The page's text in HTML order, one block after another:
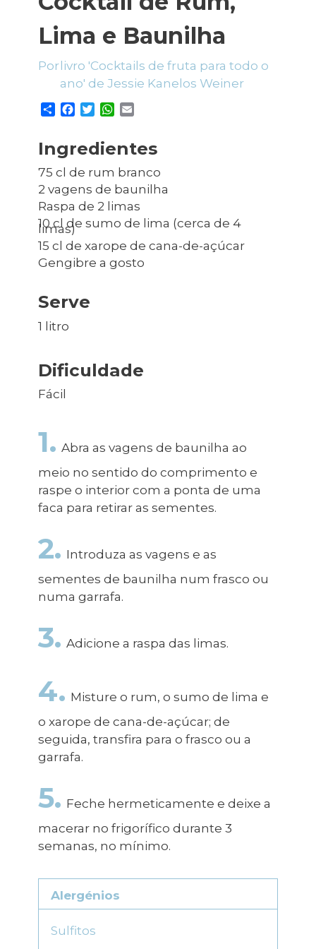
Planeamento Estratégico
Reabilitação urbana
Cascais Próxima
Governação
Mobilidade
Qualidade de vida
Sociedade & Educação
VISITAR
TEMPOS LIVRES
INVESTIR EM CASCAIS
SERVIÇOS
MAPA DO PORTAL
Lima e Baunilha
livro 'Cocktails de fruta para todo o
ano' de Jessie Kanelos Weiner
S
r
F
e
b
o
o
k
T
t
e
r
W
t
s
A
p
p
E
i
Ingredientes
75 cl de rum branco
2 vagens de baunilha
Raspa de 2 limas
10 cl de sumo de lima (cerca de 4
limas)
15 cl de xarope de cana-de-açúcar
Gengibre a gosto
Serve
1 litro
Dificuldade
Fácil
1. Abra as vagens de baunilha ao
meio no sentido do comprimento e
raspe o interior com a ponta de uma
faca para retirar as sementes.
2. Introduza as vagens e as
sementes de baunilha num frasco ou
numa garrafa.
3. Adicione a raspa das limas.
4. Misture o rum, o sumo de lima e
o xarope de cana-de-açúcar; de
seguida, transfira para o frasco ou a
garrafa.
5. Feche hermeticamente e deixe a
macerar no frigorífico durante 3
semanas, no mínimo.
Alergénios
Sulfitos